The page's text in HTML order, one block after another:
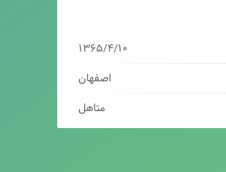
۱۳۶۵/۴/۱۰
اصفهان
متاهل